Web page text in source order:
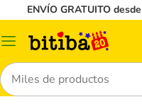
ENVÍO GRATUITO
Menú
Buscar